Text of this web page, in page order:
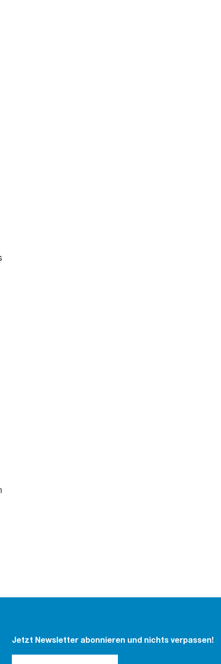
Jetzt Newsletter abonnieren und nichts verpassen!